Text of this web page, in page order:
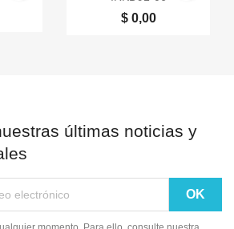
$ 0,00
últimas noticias y